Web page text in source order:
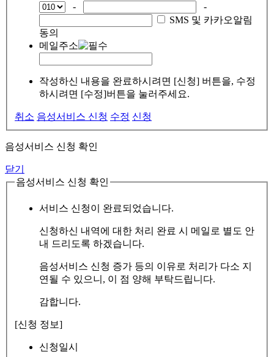
-
-
SMS 및 카카오알림
동의
메일주소
작성하신 내용을 완료하시려면 [신청] 버튼을, 수정
하시려면 [수정]버튼을 눌러주세요.
취소 음성서비스 신청 수정 신청
음성서비스 신청 확인
닫기
음성서비스 신청 확인
서비스 신청이 완료되었습니다.
신청하신 내역에 대한 처리 완료 시 메일로 별도 안
내 드리도록 하겠습니다.
음성서비스 신청 증가 등의 이유로 처리가 다소 지
연될 수 있으니, 이 점 양해 부탁드립니다.
감합니다.
[신청 정보]
신청일시